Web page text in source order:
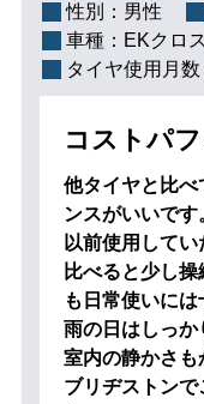
性別： 男性
車種： EKクロ
タイヤ使用月数
コストパ
他タイヤと比べ
ンスがいいです
以前使用して
比べると少し
も日常使いには
雨の日はしっか
室内の静かさも
ブリヂストン